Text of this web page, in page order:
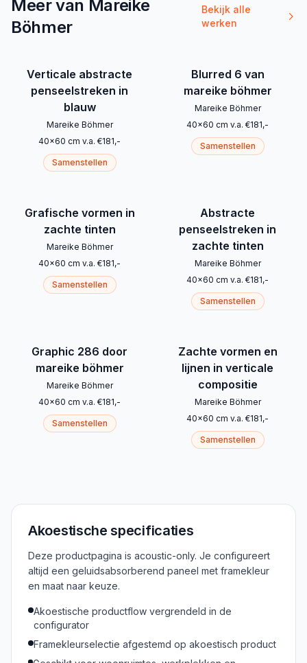
Meer van Mareike
Böhmer
Bekijk alle
werken
Verticale abstracte
penseelstreken in
blauw
Mareike Böhmer
40x60 cm v.a. €181,-
Samenstellen
Blurred 6 van
mareike böhmer
Mareike Böhmer
40x60 cm v.a. €181,-
Samenstellen
Grafische vormen in
zachte tinten
Mareike Böhmer
40x60 cm v.a. €181,-
Samenstellen
Abstracte
penseelstreken in
zachte tinten
Mareike Böhmer
40x60 cm v.a. €181,-
Samenstellen
Graphic 286 door
mareike böhmer
Mareike Böhmer
40x60 cm v.a. €181,-
Samenstellen
Zachte vormen en
lijnen in verticale
compositie
Mareike Böhmer
40x60 cm v.a. €181,-
Samenstellen
Akoestische specificaties
Deze productpagina is acoustic-only. Je configureert
altijd een geluidsabsorberend paneel met framekleur
en maat naar keuze.
Akoestische productflow vergrendeld in de
configurator
Framekleurselectie afgestemd op akoestisch product